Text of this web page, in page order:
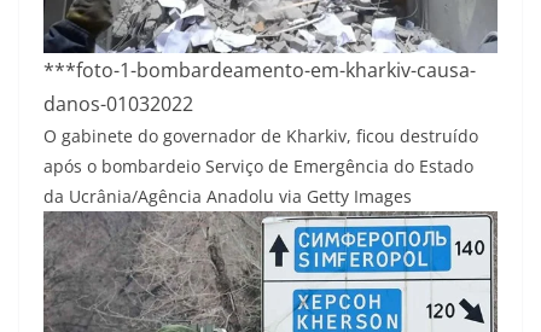
***foto-1-bombardeamento-em-kharkiv-causa-
danos-01032022
O gabinete do governador de Kharkiv, ficou destruído
após o bombardeio Serviço de Emergência do Estado
da Ucrânia/Agência Anadolu via Getty Images